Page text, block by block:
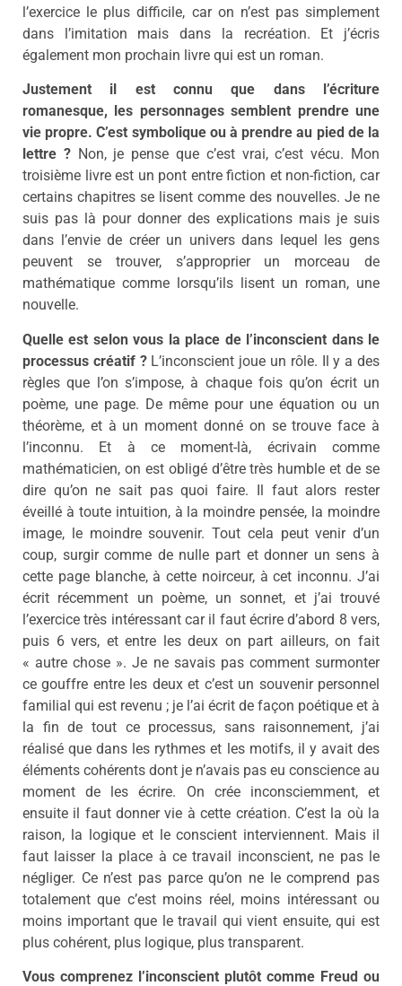
l’exercice le plus difficile, car on n’est pas simplement
dans l’imitation mais dans la recréation. Et j’écris
également mon prochain livre qui est un roman.
Justement il est connu que dans l’écriture
romanesque, les personnages semblent prendre une
vie propre. C’est symbolique ou à prendre au pied de la
lettre ? Non, je pense que c’est vrai, c’est vécu. Mon
troisième livre est un pont entre fiction et non-fiction, car
certains chapitres se lisent comme des nouvelles. Je ne
suis pas là pour donner des explications mais je suis
dans l’envie de créer un univers dans lequel les gens
peuvent se trouver, s’approprier un morceau de
mathématique comme lorsqu’ils lisent un roman, une
nouvelle.
Quelle est selon vous la place de l’inconscient dans le
processus créatif ? L’inconscient joue un rôle. Il y a des
règles que l’on s’impose, à chaque fois qu’on écrit un
poème, une page. De même pour une équation ou un
théorème, et à un moment donné on se trouve face à
l’inconnu. Et à ce moment-là, écrivain comme
mathématicien, on est obligé d’être très humble et de se
dire qu’on ne sait pas quoi faire. Il faut alors rester
éveillé à toute intuition, à la moindre pensée, la moindre
image, le moindre souvenir. Tout cela peut venir d’un
coup, surgir comme de nulle part et donner un sens à
cette page blanche, à cette noirceur, à cet inconnu. J’ai
écrit récemment un poème, un sonnet, et j’ai trouvé
l’exercice très intéressant car il faut écrire d’abord 8 vers,
puis 6 vers, et entre les deux on part ailleurs, on fait
« autre chose ». Je ne savais pas comment surmonter
ce gouffre entre les deux et c’est un souvenir personnel
familial qui est revenu ; je l’ai écrit de façon poétique et à
la fin de tout ce processus, sans raisonnement, j’ai
réalisé que dans les rythmes et les motifs, il y avait des
éléments cohérents dont je n’avais pas eu conscience au
moment de les écrire. On crée inconsciemment, et
ensuite il faut donner vie à cette création. C’est la où la
raison, la logique et le conscient interviennent. Mais il
faut laisser la place à ce travail inconscient, ne pas le
négliger. Ce n’est pas parce qu’on ne le comprend pas
totalement que c’est moins réel, moins intéressant ou
moins important que le travail qui vient ensuite, qui est
plus cohérent, plus logique, plus transparent.
Vous comprenez l’inconscient plutôt comme Freud ou